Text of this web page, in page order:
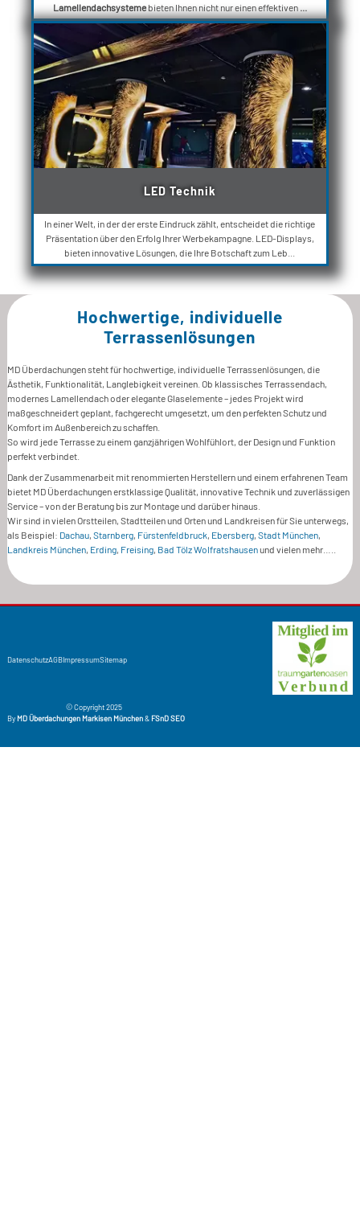
Lamellendachsystemebieten Ihnen nicht nur einen effektiven ...
LED Technik
In einer Welt, in der der erste Eindruck zählt, entscheidet die richtige
Präsentation über den Erfolg Ihrer Werbekampagne. LED-Displays,
bieten innovative Lösungen, die Ihre Botschaft zum Leb...
Hochwertige, individuelle
Terrassenlösungen
MD Überdachungen steht für hochwertige, individuelle Terrassenlösungen, die
Ästhetik, Funktionalität, Langlebigkeit vereinen. Ob klassisches Terrassendach,
modernes Lamellendach oder elegante Glaselemente – jedes Projekt wird
maßgeschneidert geplant, fachgerecht umgesetzt, um den perfekten Schutz und
Komfort im Außenbereich zu schaffen.
So wird jede Terrasse zu einem ganzjährigen Wohlfühlort, der Design und Funktion
perfekt verbindet.
Dank der Zusammenarbeit mit renommierten Herstellern und einem erfahrenen Team
bietet MD Überdachungen erstklassige Qualität, innovative Technik und zuverlässigen
Service – von der Beratung bis zur Montage und darüber hinaus.
Wir sind in vielen Orstteilen, Stadtteilen und Orten und Landkreisen für Sie unterwegs,
als Beispiel: Dachau, Starnberg, Fürstenfeldbruck, Ebersberg, Stadt München,
Landkreis München, Erding, Freising, Bad Tölz Wolfratshausenund vielen mehr…..
DatenschutzAGBImpressumSitemap
© Copyright 2025
ByMD Überdachungen Markisen München&FSnD SEO